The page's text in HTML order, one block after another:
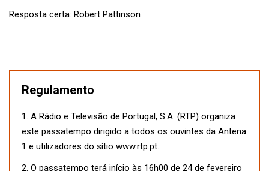
Resposta certa: Robert Pattinson
Regulamento
1. A Rádio e Televisão de Portugal, S.A. (RTP) organiza
este passatempo dirigido a todos os ouvintes da Antena
1 e utilizadores do sítio www.rtp.pt.
2. O passatempo terá início às 16h00 de 24 de fevereiro